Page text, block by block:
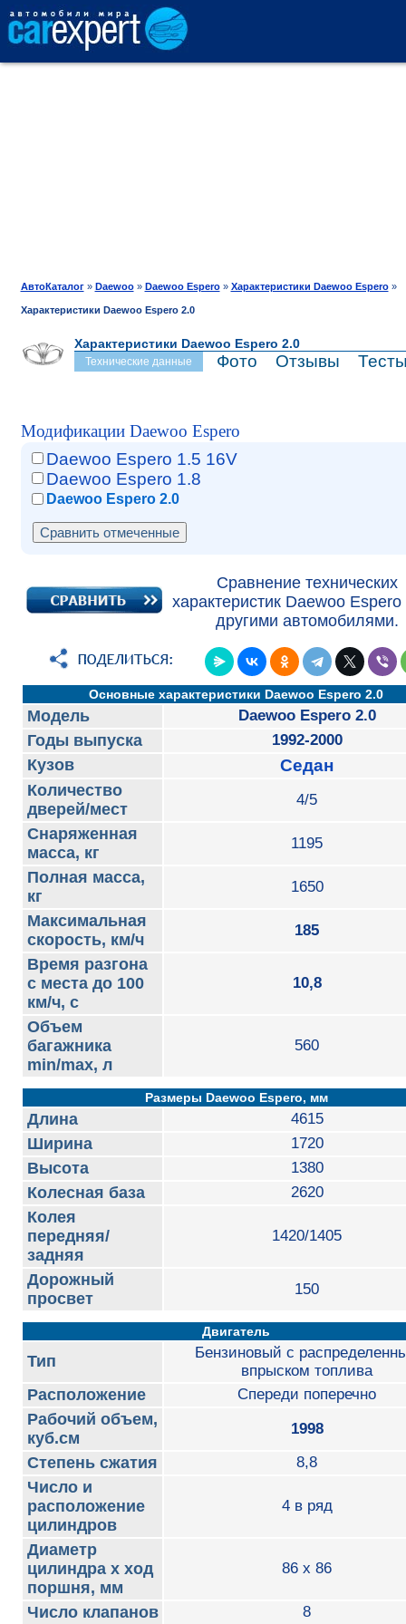
ТЕСТ-ДРАЙВ
ПРОДАЖА
АвтоКаталог» Daewoo» Daewoo Espero» Характеристики Daewoo Espero»
Характеристики Daewoo Espero 2.0
Характеристики Daewoo Espero 2.0
Технические данные Фото Отзывы
Модификации Daewoo Espero
Daewoo Espero 1.5 16V
Daewoo Espero 1.8
Daewoo Espero 2.0
Сравнение технических
характеристик Daewoo Espero
другими автомобилями.
Основные характеристики Daewoo Espero 2.0
Модель Daewoo Espero 2.0
Годы выпуска 1992-2000
Кузов Седан
Количество
дверей/мест
4/5
Снаряженная
масса, кг
1195
Полная масса,
кг
1650
Максимальная
скорость, км/ч
185
Время разгона
с места до 100
км/ч, с
10,8
Объем
багажника
min/max, л
560
Размеры Daewoo Espero, мм
Длина 4615
Ширина 1720
Высота 1380
Колесная база 2620
Колея
передняя/
задняя
1420/1405
Дорожный
просвет
150
Двигатель
Тип
Бензиновый с
впрыском топлива
Расположение Спереди поперечно
Рабочий объем,
куб.см
1998
Степень сжатия 8,8
Число и
расположение
цилиндров
4 в ряд
Диаметр
цилиндра х ход
поршня, мм
86 x 86
Число клапанов 8